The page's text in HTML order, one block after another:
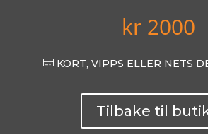
kr2000
 KORT, VIPPS ELLER NETS
Tilbake til